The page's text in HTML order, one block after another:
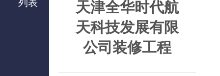
列表
天津全华时代航
天科技发展有限
公司装修工程